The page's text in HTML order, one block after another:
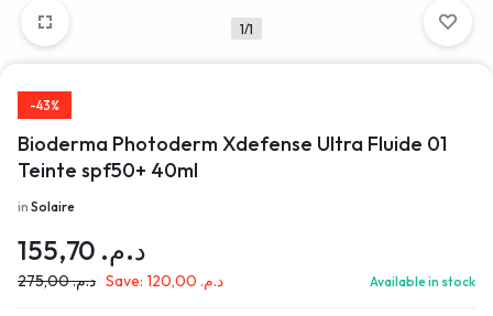
1/1
-43%
Bioderma Photoderm Xdefense Ultra Fluide 01
Teinte spf50+ 40ml
in Solaire
د.م.
د.م.275,00 Save: د.م. Available in stock